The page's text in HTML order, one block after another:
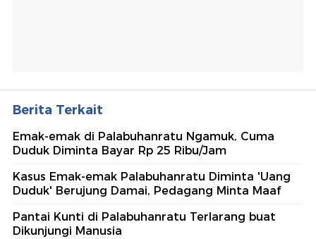
Berita Terkait
Emak-emak di Palabuhanratu Ngamuk, Cuma
Duduk Diminta Bayar Rp 25 Ribu/Jam
Kasus Emak-emak Palabuhanratu Diminta 'Uang
Duduk' Berujung Damai, Pedagang Minta Maaf
Pantai Kunti di Palabuhanratu Terlarang buat
Dikunjungi Manusia